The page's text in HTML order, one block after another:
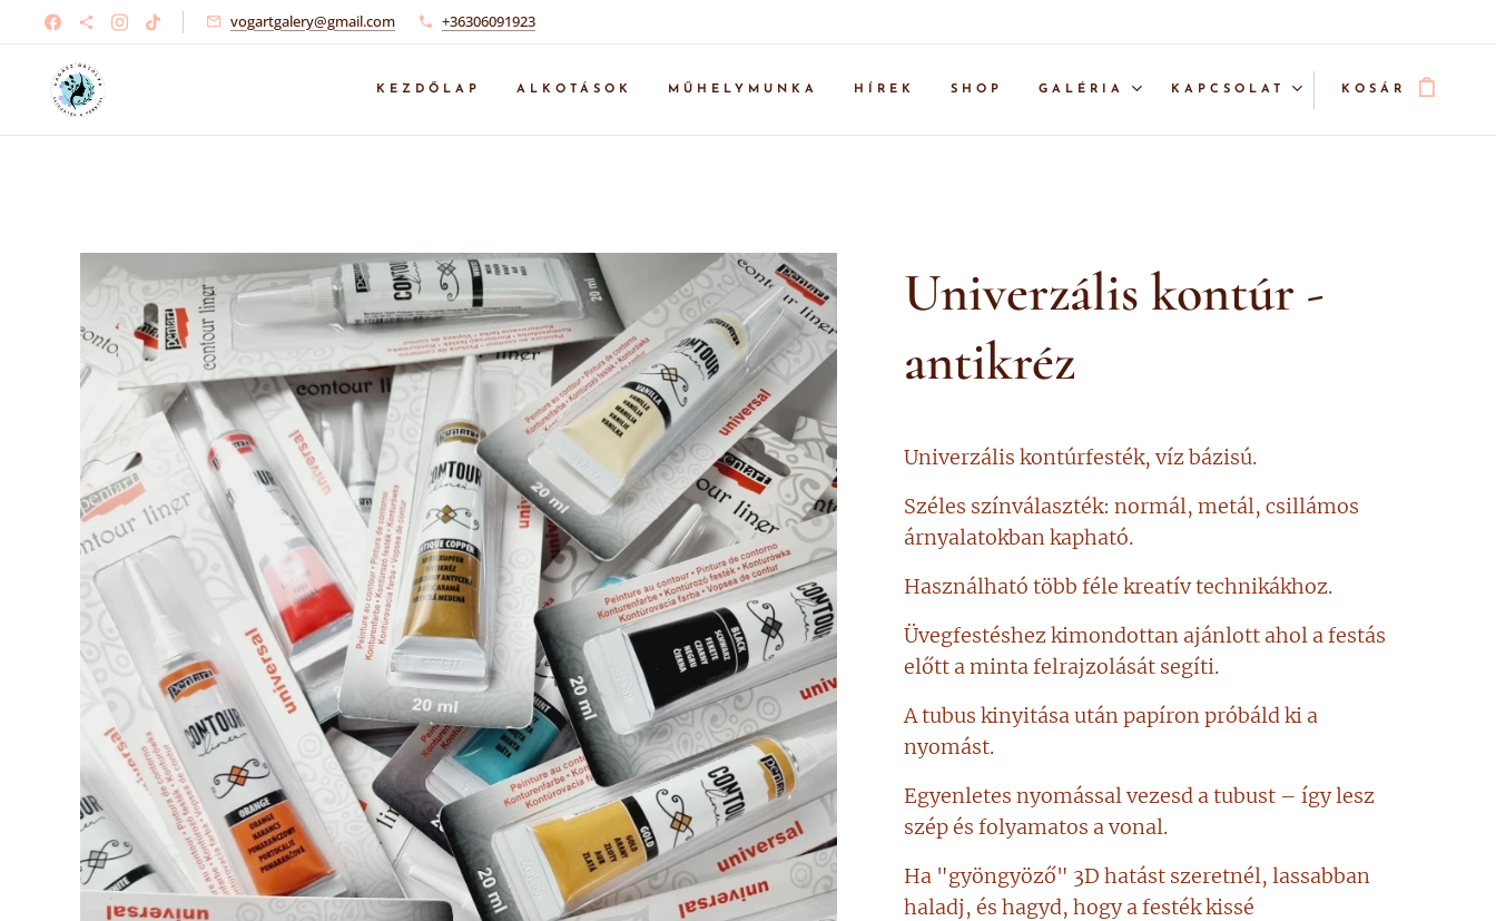
vogartgalery@gmail.com +36306091923
KEZDŐLAP ALKOTÁSOK MŰHELYMUNKA HÍREK SHOP GALÉRIA KAPCSOLAT KOSÁR
Univerzális kontúr -
antikréz
Univerzális kontúrfesték, víz bázisú.
Széles színválaszték: normál, metál, csillámos
árnyalatokban kapható.
Használható több féle kreatív technikákhoz.
Üvegfestéshez kimondottan ajánlott ahol a festás
előtt a minta felrajzolását segíti.
A tubus kinyitása után papíron próbáld ki a
nyomást.
Egyenletes nyomással vezesd a tubust – így lesz
szép és folyamatos a vonal.
Ha "gyöngyöző" 3D hatást szeretnél, lassabban
haladj, és hagyd, hogy a festék kissé